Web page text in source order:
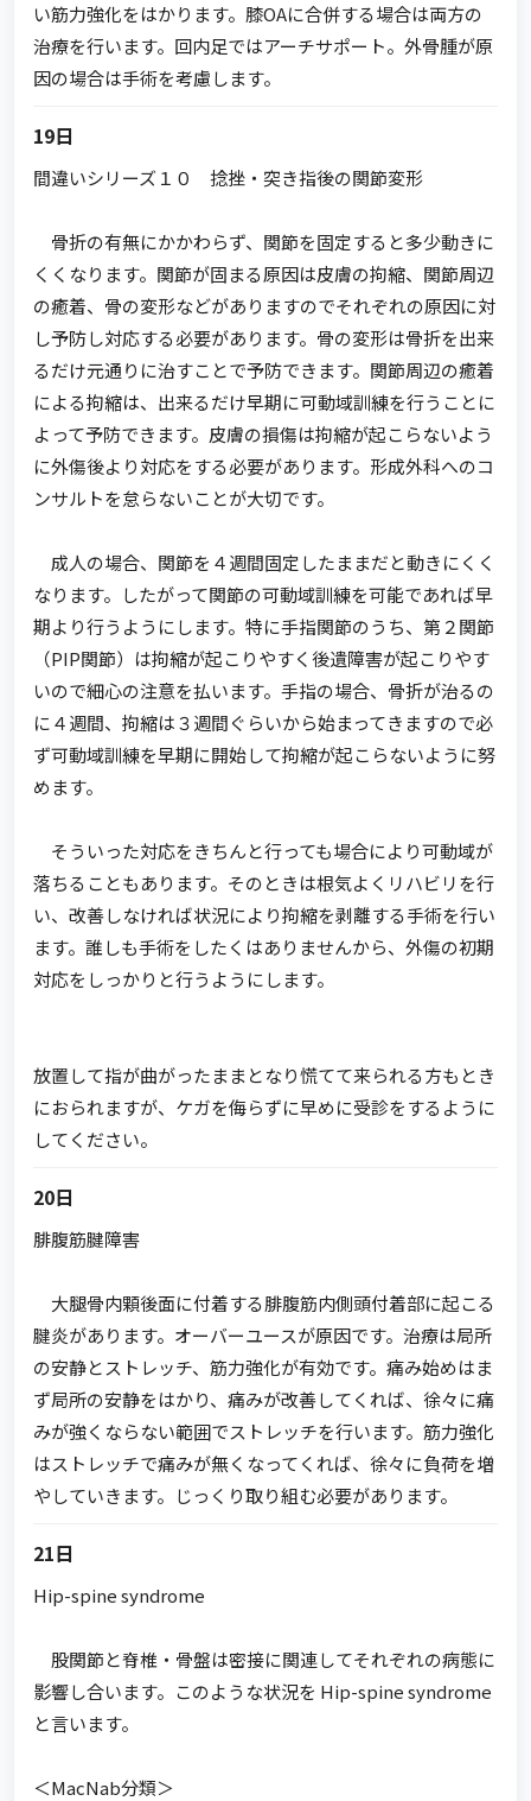
い筋力強化をはかります。膝OAに合併する場合は両方の
治療を行います。回内足ではアーチサポート。外骨腫が原
因の場合は手術を考慮します。
19日
間違いシリーズ１０ 捻挫・突き指後の関節変形
骨折の有無にかかわらず、関節を固定すると多少動きに
くくなります。関節が固まる原因は皮膚の拘縮、関節周辺
の癒着、骨の変形などがありますのでそれぞれの原因に対
し予防し対応する必要があります。骨の変形は骨折を出来
るだけ元通りに治すことで予防できます。関節周辺の癒着
による拘縮は、出来るだけ早期に可動域訓練を行うことに
よって予防できます。皮膚の損傷は拘縮が起こらないよう
に外傷後より対応をする必要があります。形成外科へのコ
ンサルトを怠らないことが大切です。
成人の場合、関節を４週間固定したままだと動きにくく
なります。したがって関節の可動域訓練を可能であれば早
期より行うようにします。特に手指関節のうち、第２関節
（PIP関節）は拘縮が起こりやすく後遺障害が起こりやす
いので細心の注意を払います。手指の場合、骨折が治るの
に４週間、拘縮は３週間ぐらいから始まってきますので必
ず可動域訓練を早期に開始して拘縮が起こらないように努
めます。
そういった対応をきちんと行っても場合により可動域が
落ちることもあります。そのときは根気よくリハビリを行
い、改善しなければ状況により拘縮を剥離する手術を行い
ます。誰しも手術をしたくはありませんから、外傷の初期
対応をしっかりと行うようにします。
放置して指が曲がったままとなり慌てて来られる方もとき
におられますが、ケガを侮らずに早めに受診をするように
してください。
20日
腓腹筋腱障害
大腿骨内顆後面に付着する腓腹筋内側頭付着部に起こる
腱炎があります。オーバーユースが原因です。治療は局所
の安静とストレッチ、筋力強化が有効です。痛み始めはま
ず局所の安静をはかり、痛みが改善してくれば、徐々に痛
みが強くならない範囲でストレッチを行います。筋力強化
はストレッチで痛みが無くなってくれば、徐々に負荷を増
やしていきます。じっくり取り組む必要があります。
21日
Hip-spine syndrome
股関節と脊椎・骨盤は密接に関連してそれぞれの病態に
影響し合います。このような状況を Hip-spine syndrome
と言います。
＜MacNab分類＞